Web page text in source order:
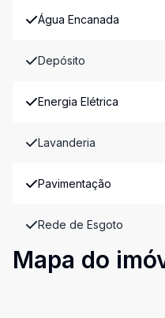
Água Encanada
Depósito
Energia Elétrica
Lavanderia
Pavimentação
Rede de Esgoto
Mapa do